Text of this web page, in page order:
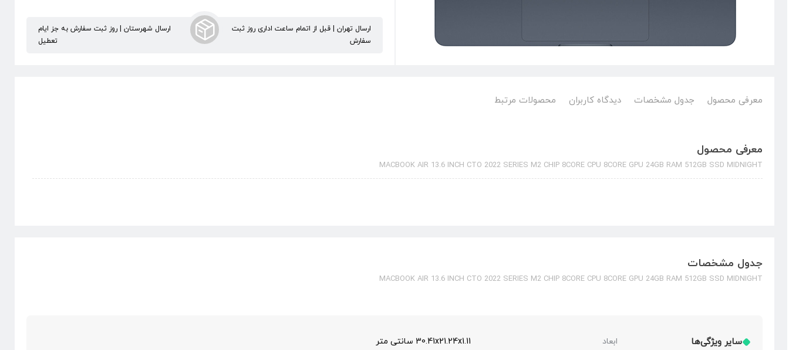
ارسال تهران | قبل از اتمام ساعت اداری روز ثبت
سفارش
ارسال شهرستان | روز ثبت سفارش به جز ایام
تعطیل
معرفی محصول جدول مشخصات دیدگاه کاربران محصولات مرتبط
معرفی محصول
MACBOOK AIR 13.6 INCH CTO 2022 SERIES M2 CHIP 8CORE CPU 8CORE GPU 24GB RAM 512GB SSD MIDNIGHT
جدول مشخصات
MACBOOK AIR 13.6 INCH CTO 2022 SERIES M2 CHIP 8CORE CPU 8CORE GPU 24GB RAM 512GB SSD MIDNIGHT
سایر ویژگی‌ها ابعاد 30.41x21.24x1.11 سانتی ‌متر